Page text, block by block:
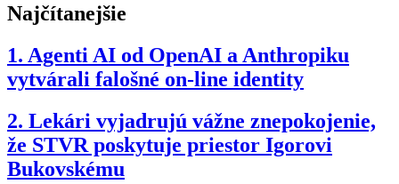
Najčítanejšie
1. Agenti AI od OpenAI a Anthropiku
vytvárali falošné on-line identity
2. Lekári vyjadrujú vážne znepokojenie,
že STVR poskytuje priestor Igorovi
Bukovskému